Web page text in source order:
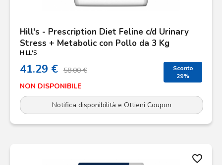
Hill's - Prescription Diet Feline c/d Urinary
Stress + Metabolic con Pollo da 3 Kg
HILL'S
41.29 € 58.00 €
Sconto
29%
NON DISPONIBILE
Notifica disponibilità e Ottieni Coupon
favorite_border